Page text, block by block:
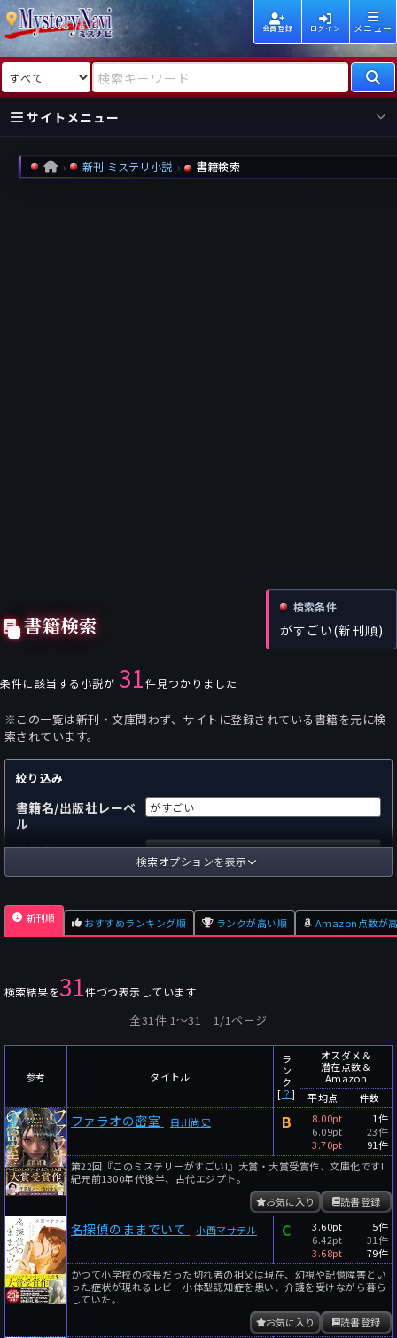
会員登録 ログイン メニュー
検索対象 検索キーワード
サイトメニュー
国内
作家
海外
作家
新着
レビュー
情報
HOME 新刊 ミステリ小説 書籍検索
書籍検索
検索条件
がすごい(新刊順)
条件に該当する小説が 31件見つかりました
※この一覧は新刊・文庫問わず、サイトに登録されている書籍を元に検
索されています。
絞り込み
書籍名/出版社レーベ
ル
著者名
国内
海外
出版社
フォーマット
Amazon点数
Pt
件
読者数
～
人
年代
年代と月の範囲
先月以降 今月以降
年
月
～
月
細かく検索
絞り込みリセット
検索オプションを表示
新刊順 おすすめランキング順 ランクが高い順 Amazon点数が
検索結果を31件づつ表示しています
全31件 1〜31 1/1ページ
参考 タイトル
ラ
ン
ク
[ ？]
オスダメ＆
潜在点数＆
Amazon
平均点
件数
ファラオの密室 白川尚史 B
8.00pt
6.09pt
3.70pt
1件
23件
91件
第22回『このミステリーがすごい!』大賞・大賞受賞作、文庫化です!
紀元前1300年代後半、古代エジプト。
読書登録
お気に入り
名探偵のままでいて 小西マサテル C
3.60pt
6.42pt
3.68pt
5件
31件
79件
かつて小学校の校長だった切れ者の祖父は現在、幻視や記憶障害とい
った症状が現れるレビー小体型認知症を患い、介護を受けながら暮ら
していた。
読書登録
お気に入り